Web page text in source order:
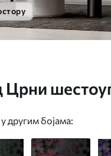
Црни
у другим бојама: